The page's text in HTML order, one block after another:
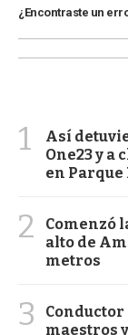
¿Encontraste un
1
Así
One23 y a
en
2
Comenzó
alto de
metros
3
Conductor
maestros